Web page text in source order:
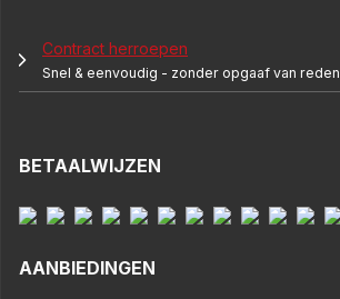
Contract herroepen
Snel & eenvoudig - zonder opgaaf van reden
BETAALWIJZEN
AANBIEDINGEN